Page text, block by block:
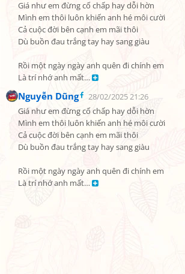
Giá như em đừng cố chấp hay dỗi hờn
Mình em thôi luôn khiến anh hé môi cười
Cả cuộc đời bên cạnh em mãi thôi
Dù buồn đau trắng tay hay sang giàu
Rồi một ngày ngày anh quên đi chính em
Là trí nhớ anh mất…
Nguyễn Dũng
28/02/2025 21:26
Giá như em đừng cố chấp hay dỗi hờn
Mình em thôi luôn khiến anh hé môi cười
Cả cuộc đời bên cạnh em mãi thôi
Dù buồn đau trắng tay hay sang giàu
Rồi một ngày ngày anh quên đi chính em
Là trí nhớ anh mất…